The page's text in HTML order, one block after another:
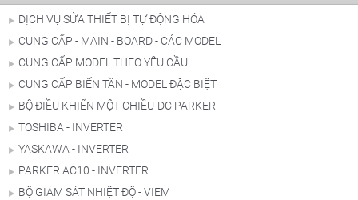
DỊCH VỤ SỬA THIẾT BỊ TỰ ĐỘNG HÓA
CUNG CẤP - MAIN - BOARD - CÁC MODEL
CUNG CẤP MODEL THEO YÊU CẦU
CUNG CẤP BIẾN TẦN - MODEL ĐẶC BIỆT
BỘ ĐIỀU KHIỂN MỘT CHIỀU-DC PARKER
TOSHIBA - INVERTER
YASKAWA - INVERTER
PARKER AC10 - INVERTER
BỘ GIÁM SÁT NHIỆT ĐỘ - VIEM